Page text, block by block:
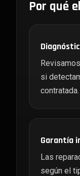
Por qué
si
contratada.
Garantía
Las
según el